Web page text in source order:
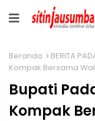
Beranda BERITA
Kompak Bersama
Bupati
Kompak